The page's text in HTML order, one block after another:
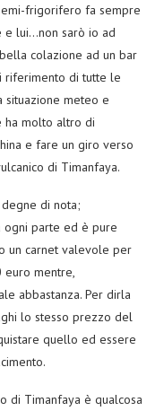
frigorifero fa sempre
e lui…non sarò io ad
colazione ad un bar
riferimento di tutte le
situazione meteo e
ha molto altro di
e fare un giro verso
di Timanfaya.
di nota;
ogni parte ed è pure
un carnet valevole per
euro mentre,
abbastanza. Per dirla
lo stesso prezzo del
quello ed essere
di Timanfaya è qualcosa